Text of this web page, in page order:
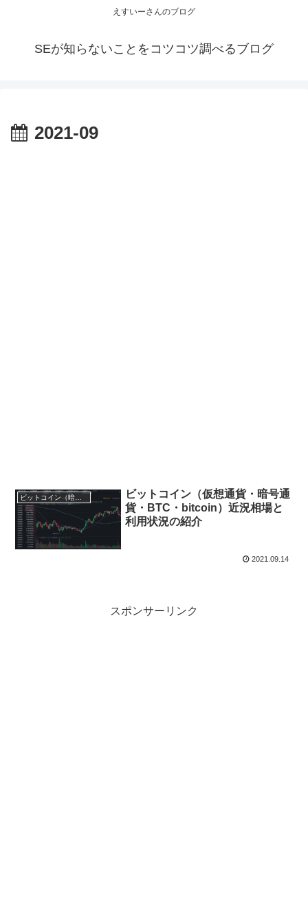
えすいーさんのブログ
SEが知らないことをコツコツ調べるブログ
2021-09
ビットコイン（暗号通貨・仮想通貨）
ビットコイン（仮想通貨・暗号通
貨・BTC・bitcoin）近況相場と
利用状況の紹介
2021.09.14
スポンサーリンク